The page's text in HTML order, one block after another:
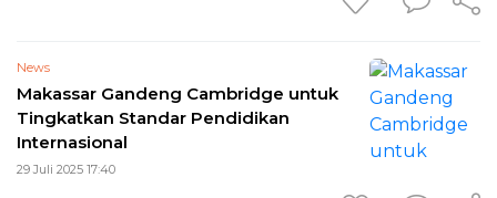
News
Makassar Gandeng Cambridge untuk
Tingkatkan Standar Pendidikan
Internasional
29 Juli 2025 17:40